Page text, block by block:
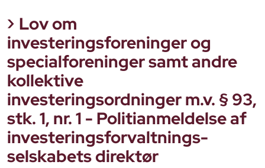
Lov om
investeringsforeninger og
specialforeninger samt andre
kollektive
investeringsordninger m.v. § 93,
stk. 1, nr. 1 - Politianmeldelse af
investeringsforvaltnings-
selskabets direktør